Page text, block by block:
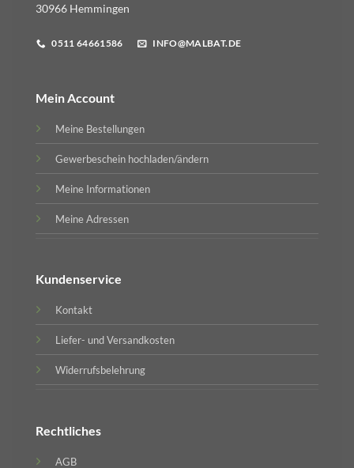
30966 Hemmingen
0511 64661586 INFO@MALBAT.DE
Mein Account
Meine Bestellungen
Gewerbeschein hochladen/ändern
Meine Informationen
Meine Adressen
Kundenservice
Kontakt
Liefer- und Versandkosten
Widerrufsbelehrung
Rechtliches
AGB